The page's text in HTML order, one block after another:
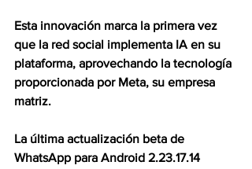
Esta innovación marca la primera vez
que la red social implementa IA en su
plataforma, aprovechando la tecnología
proporcionada por Meta, su empresa
matriz.
La última actualización beta de
WhatsApp para Android 2.23.17.14